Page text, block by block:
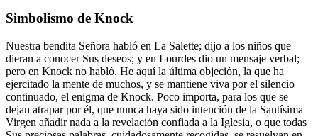
Simbolismo de Knock
Nuestra bendita Señora habló en La Salette; dijo a los niños que
dieran a conocer Sus deseos; y en Lourdes dio un mensaje verbal;
pero en Knock no habló. He aquí la última objeción, la que ha
ejercitado la mente de muchos, y se mantiene viva por el silencio
continuado, el enigma de Knock. Poco importa, para los que se
dejan atrapar por él, que nunca haya sido intención de la Santísima
Virgen añadir nada a la revelación confiada a la Iglesia, o que todas